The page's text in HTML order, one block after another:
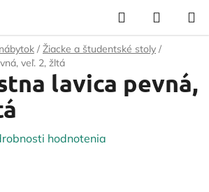
Hľadať
KOŠÍK
/ Žiacke a študentské stoly /
veľ. 2, žltá
lavica pevná,
hodnotenia